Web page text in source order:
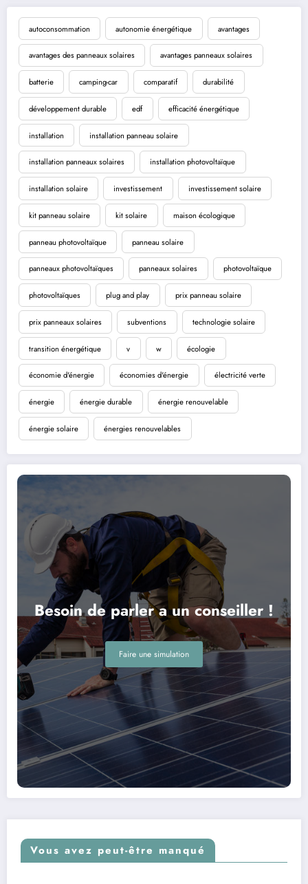
autoconsommation autonomie énergétique avantages
avantages des panneaux solaires avantages panneaux solaires
batterie camping-car comparatif durabilité
développement durable edf efficacité énergétique
installation installation panneau solaire
installation panneaux solaires installation photovoltaïque
installation solaire investissement investissement solaire
kit panneau solaire kit solaire maison écologique
panneau photovoltaïque panneau solaire
panneaux photovoltaïques panneaux solaires photovoltaïque
photovoltaïques plug and play prix panneau solaire
prix panneaux solaires subventions technologie solaire
transition énergétique v w écologie
économie d'énergie économies d'énergie électricité verte
énergie énergie durable énergie renouvelable
énergie solaire énergies renouvelables
Besoin de parler a un conseiller !
Faire une simulation
Vous avez peut-être manqué